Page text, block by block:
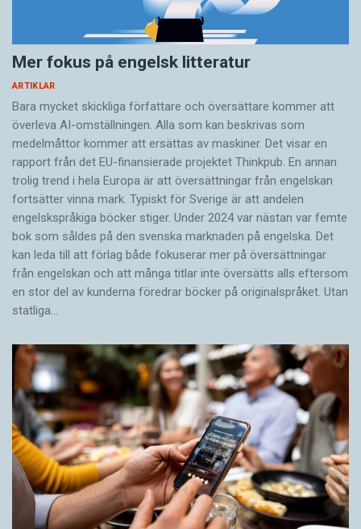
Mer fokus på engelsk litteratur
ARTIKLAR
Bara mycket skickliga författare och översättare ­kommer att
överleva AI-omställningen. Alla som kan beskrivas som
medelmåttor kommer att ersättas av maskiner. Det visar en
rapport från det EU-finansierade projektet Thinkpub. En annan
trolig trend i hela Europa är att översättningar från engelskan
fortsätter vinna mark. Typiskt för Sverige är att andelen
engelskspråkiga böcker stiger. Under 2024 var nästan var femte
bok som såldes på den svenska marknaden på engelska. Det
kan leda till att förlag både fokuserar mer på översättningar
från engelskan och att många titlar inte översätts alls eftersom
en stor del av kunderna föredrar böcker på originalspråket. Utan
statliga…